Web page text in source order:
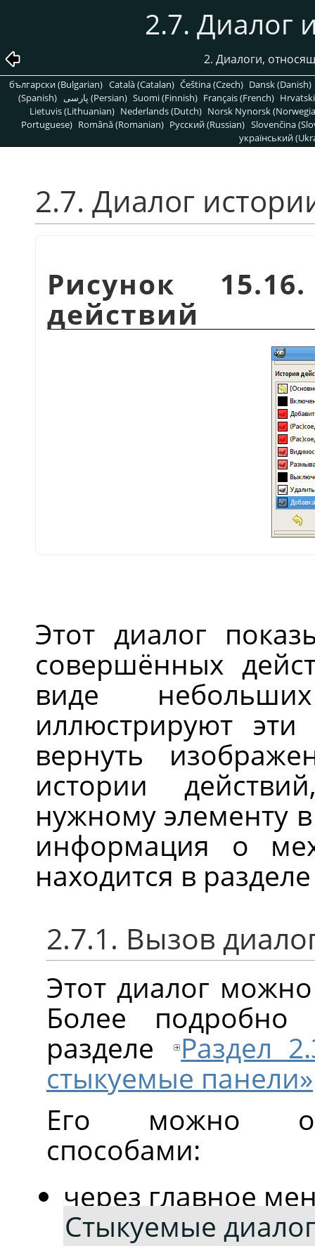
2.7. Диалог
2. Диалоги,
български (Bulgarian) Català (Catalan) Čeština (Czech) Dansk (Danish)
(Spanish)
پارسی (Persian) Suomi (Finnish) Français (French)
Lietuvis (Lithuanian) Nederlands (Dutch) Norsk Nynorsk
Portuguese) Română (Romanian) Pусский (Russian) Slovenčina
український
2.7. Диалог
Рисунок
действий
Этот диалог
совершённых
виде
иллюстрируют
вернуть
истории
нужному элементу
информация о
находится в
2.7.1. Вызов
Этот диалог
Более
разделе
Раздел
стыкуемые панели»
Его можно
способами:
через главное
Стыкуемые